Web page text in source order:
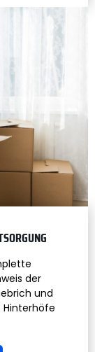
der
und
Hinterhöfe